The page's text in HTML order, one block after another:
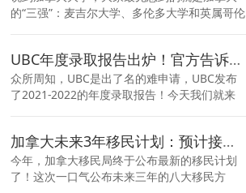
的“三强”：麦吉尔大学、多伦多大学和英属哥伦
的光芒，其实加拿大其他的大学，在特定的专
业领域上表现也相当优异！
UBC年度录取报告出炉！官方告诉你录取标准是什么？
众所周知，UBC是出了名的难申请，UBC发布
了2021-2022的年度录取报告！今天我们就来
加拿大未来3年移民计划：预计接受145万移民，百万职位空缺！
今年，加拿大移民局终于公布最新的移民计划
了！这次一口气公布未来三年的八大移民方